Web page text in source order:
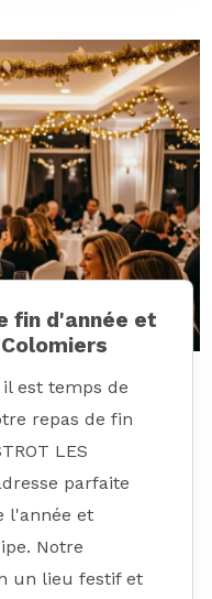
fin d'année et
il est temps de
repas de fin
LES
parfaite
l'année et
Notre
un lieu festif et